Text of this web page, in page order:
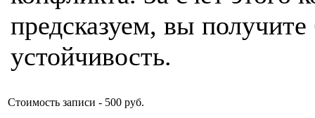
предсказуем, вы
устойчивость.
Стоимость записи - 500 руб.